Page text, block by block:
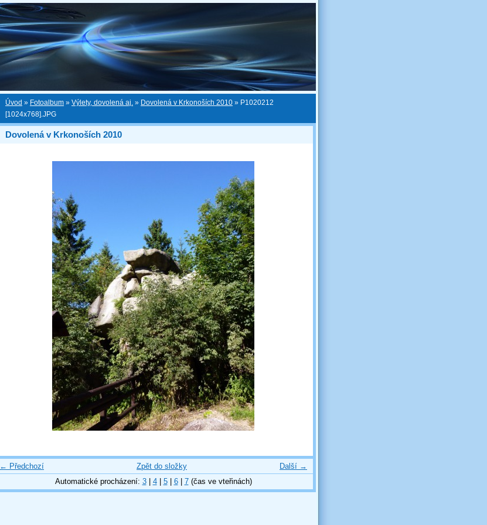
Úvod » Fotoalbum » Výlety, dovolená aj. » Dovolená v Krkonoších 2010 » P1020212
[1024x768].JPG
Dovolená v Krkonoších 2010
← Předchozí Další →
Zpět do složky
Automatické procházení: 3| 4| 5| 6| 7(čas ve vteřinách)